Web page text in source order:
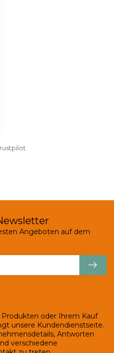
oder Ihrem Kauf
unsere Kundendienstseite.
Antworten
verschiedene
Angeboten auf dem